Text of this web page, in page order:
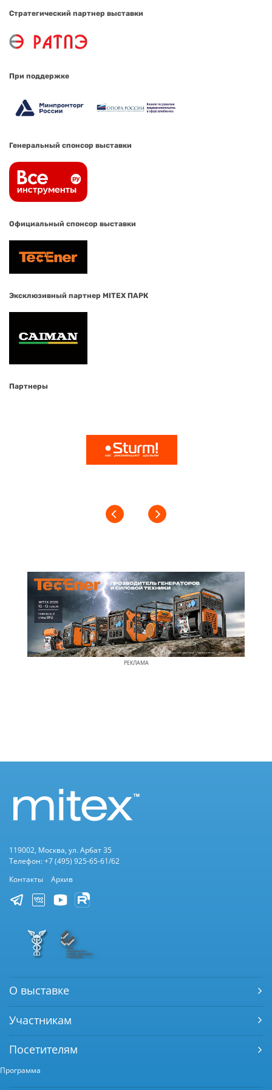
Стратегический партнер выставки
При поддержке
Генеральный спонсор выставки
Официальный спонсор выставки
Эксклюзивный партнер MITEX ПАРК
Партнеры
РЕКЛАМА
119002, Москва, ул. Арбат 35
Телефон: +7 (495) 925-65-61/62
Контакты
Архив
О выставке
Участникам
Посетителям
Программа